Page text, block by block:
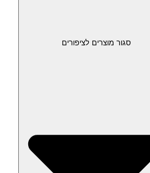
סגור מוצרים לציפורים